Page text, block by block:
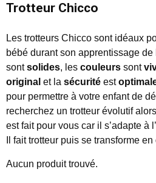
Trotteur Chicco
Les trotteurs Chicco sont idéaux
bébé durant son apprentissage
sontsolides, les couleurs sont
original et la sécurité est
pour permettre à votre enfant de
recherchez un trotteur évolutif
est fait pour vous car il s’adapte à
Il fait trotteur puis se transforme
Aucun produit trouvé.